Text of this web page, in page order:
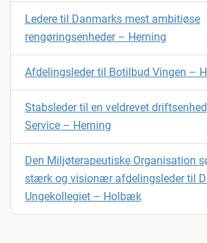
Ledere til Danmarks mest ambitiøse
rengøringsenheder – Herning
Afdelingsleder til Botilbud Vingen –
Stabsleder til en veldrevet
Service – Herning
Den Miljøterapeutiske Organisation
stærk og visionær afdelingsleder til
Ungekollegiet – Holbæk